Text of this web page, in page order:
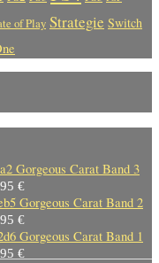
of Play Strategie Switch
Gorgeous Carat Band 3
€
Gorgeous Carat Band 2
€
Gorgeous Carat Band 1
€